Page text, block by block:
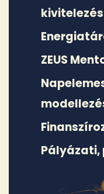
kivitelezés
ZEUS
Pályázati,